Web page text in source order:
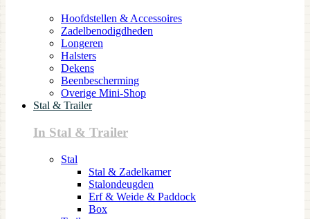
Hoofdstellen & Accessoires
Zadelbenodigdheden
Longeren
Halsters
Dekens
Beenbescherming
Overige Mini-Shop
Stal & Trailer
In Stal & Trailer
Stal
Stal & Zadelkamer
Stalondeugden
Erf & Weide & Paddock
Box